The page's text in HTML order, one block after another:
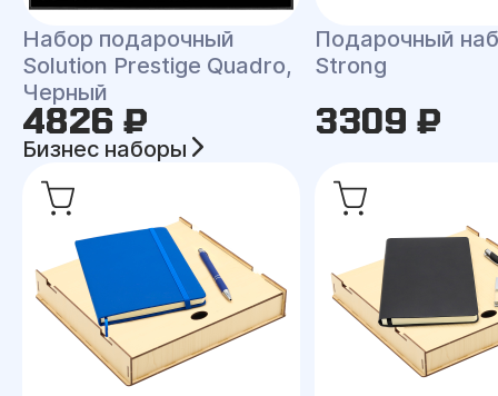
Набор подарочный
Solution Prestige Quadro,
Черный
4826 ₽
Подарочный
Strong
3309 ₽
Бизнес наборы